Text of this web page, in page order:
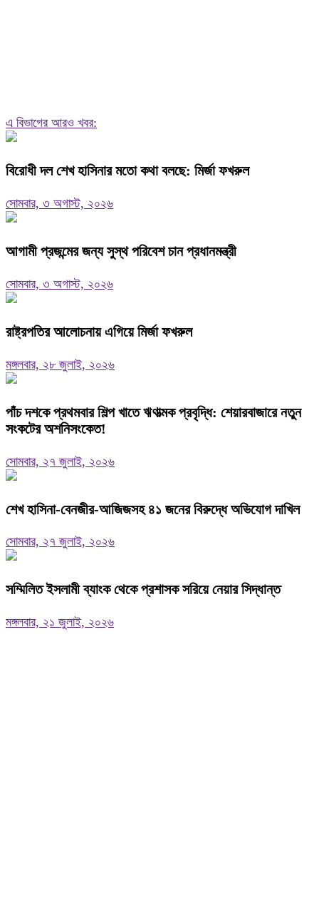
এ বিভাগের আরও খবর:
বিরোধী দল শেখ হাসিনার মতো কথা বলছে: মির্জা ফখরুল
সোমবার, ৩ অগাস্ট, ২০২৬
আগামী প্রজন্মের জন্য সুস্থ পরিবেশ চান প্রধানমন্ত্রী
সোমবার, ৩ অগাস্ট, ২০২৬
রাষ্ট্রপতির আলোচনায় এগিয়ে মির্জা ফখরুল
মঙ্গলবার, ২৮ জুলাই, ২০২৬
পাঁচ দশকে প্রথমবার শিল্প খাতে ঋণাত্মক প্রবৃদ্ধি: শেয়ারবাজারে নতুন
সংকটের অশনিসংকেত!
সোমবার, ২৭ জুলাই, ২০২৬
শেখ হাসিনা-বেনজীর-আজিজসহ ৪১ জনের বিরুদ্ধে অভিযোগ দাখিল
সোমবার, ২৭ জুলাই, ২০২৬
সম্মিলিত ইসলামী ব্যাংক থেকে প্রশাসক সরিয়ে নেয়ার সিদ্ধান্ত
মঙ্গলবার, ২১ জুলাই, ২০২৬